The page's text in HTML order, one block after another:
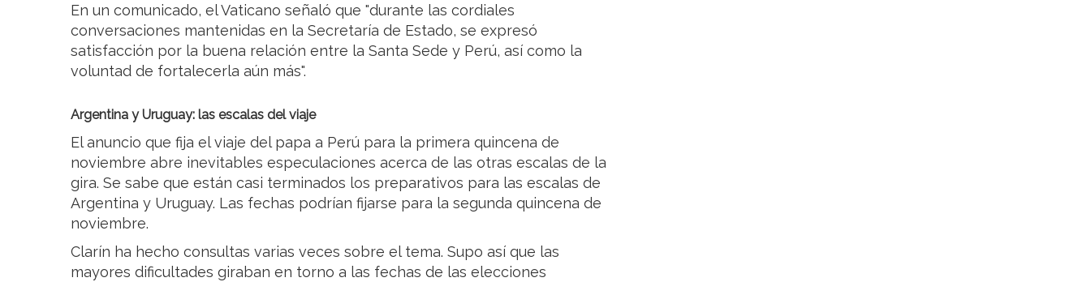
En un comunicado, el Vaticano señaló que "durante las cordiales
conversaciones mantenidas en la Secretaría de Estado, se expresó
satisfacción por la buena relación entre la Santa Sede y Perú, así como la
voluntad de fortalecerla aún más".
Argentina y Uruguay: las escalas del viaje
El anuncio que fija el viaje del papa a Perú para la primera quincena de
noviembre abre inevitables especulaciones acerca de las otras escalas de la
gira. Se sabe que están casi terminados los preparativos para las escalas de
Argentina y Uruguay. Las fechas podrían fijarse para la segunda quincena de
noviembre.
Clarín ha hecho consultas varias veces sobre el tema. Supo así que las
mayores dificultades giraban en torno a las fechas de las elecciones